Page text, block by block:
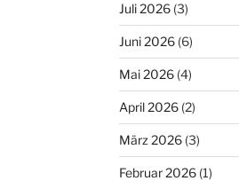
Juli 2026(3)
Juni 2026(6)
Mai 2026(4)
April 2026(2)
März 2026(3)
Februar 2026(1)